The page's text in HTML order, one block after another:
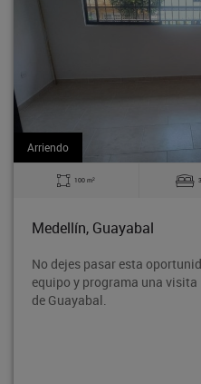
3 Alcobas 1 Baños
única. Contacta a nuestro
para descubrir la joya oculta